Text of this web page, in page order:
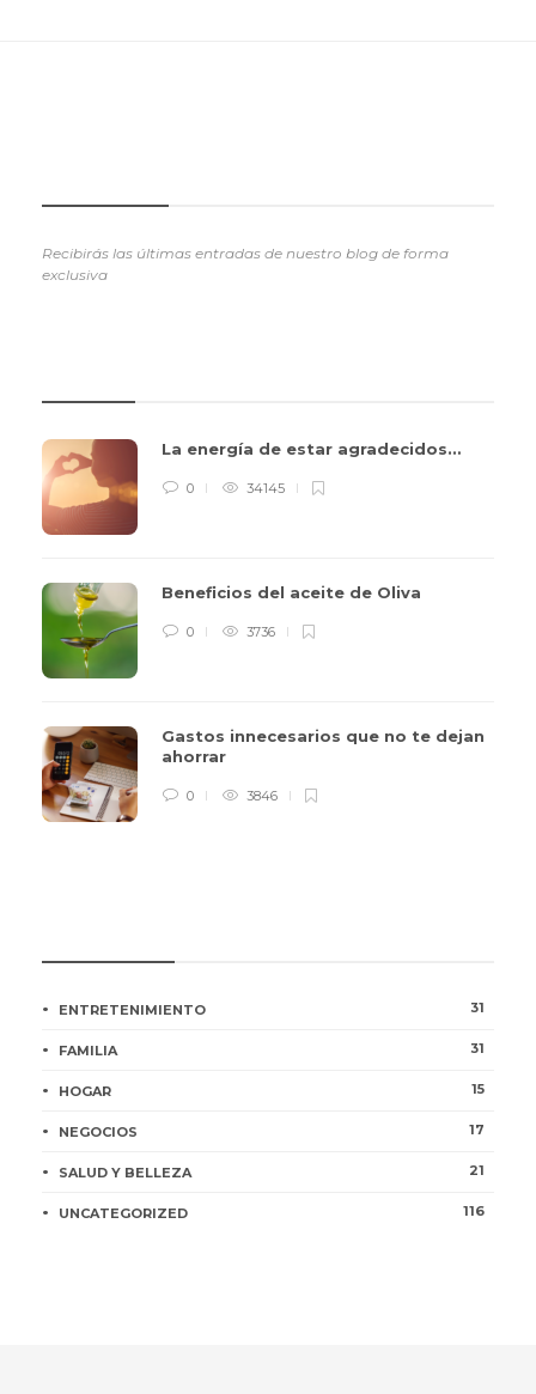
Recibirás las últimas entradas de nuestro blog de forma
exclusiva
La energía de estar agradecidos…
0 34145
Beneficios del aceite de Oliva
0 3736
Gastos innecesarios que no te dejan
ahorrar
0 3846
ENTRETENIMIENTO 31
FAMILIA 31
HOGAR 15
NEGOCIOS 17
SALUD Y BELLEZA 21
UNCATEGORIZED 116